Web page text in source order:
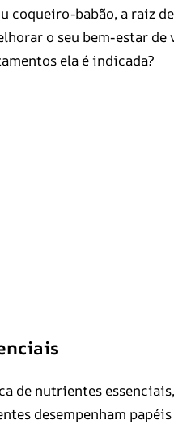
coqueiro-babão, a raiz
o seu bem-estar de
ela é indicada?
de nutrientes
desempenham